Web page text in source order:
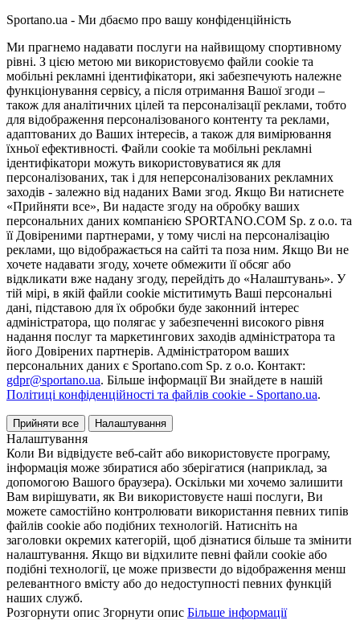
Sportano.ua - Ми дбаємо про вашу конфіденційність
Ми прагнемо надавати послуги на найвищому спортивному
рівні. З цією метою ми використовуємо файли cookie та
мобільні рекламні ідентифікатори, які забезпечують належне
функціонування сервісу, а після отримання Вашої згоди –
також для аналітичних цілей та персоналізації реклами, тобто
для відображення персоналізованого контенту та реклами,
адаптованих до Ваших інтересів, а також для вимірювання
їхньої ефективності. Файли cookie та мобільні рекламні
ідентифікатори можуть використовуватися як для
персоналізованих, так і для неперсоналізованих рекламних
заходів - залежно від наданих Вами згод. Якщо Ви натиснете
«Прийняти все», Ви надасте згоду на обробку ваших
персональних даних компанією SPORTANO.COM Sp. z o.o. та
її Довіреними партнерами, у тому числі на персоналізацію
реклами, що відображається на сайті та поза ним. Якщо Ви не
хочете надавати згоду, хочете обмежити її обсяг або
відкликати вже надану згоду, перейдіть до «Налаштувань». У
тій мірі, в якій файли cookie міститимуть Ваші персональні
дані, підставою для їх обробки буде законний інтерес
адміністратора, що полягає у забезпеченні високого рівня
надання послуг та маркетингових заходів адміністратора та
його Довірених партнерів. Адміністратором ваших
персональних даних є Sportano.com Sp. z o.o. Контакт:
gdpr@sportano.ua. Більше інформації Ви знайдете в нашій
Політиці конфіденційності та файлів cookie - Sportano.ua.
Прийняти все Налаштування
Налаштування
Коли Ви відвідуєте веб-сайт або використовуєте програму,
інформація може збиратися або зберігатися (наприклад, за
допомогою Вашого браузера). Оскільки ми хочемо залишити
Вам вирішувати, як Ви використовуєте наші послуги, Ви
можете самостійно контролювати використання певних типів
файлів cookie або подібних технологій. Натисніть на
заголовки окремих категорій, щоб дізнатися більше та змінити
налаштування. Якщо ви відхилите певні файли cookie або
подібні технології, це може призвести до відображення менш
релевантного вмісту або до недоступності певних функцій
наших служб.
Розгорнути опис Згорнути опис Більше інформації